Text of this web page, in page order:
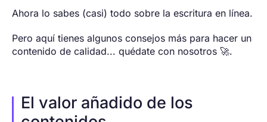
Ahora lo sabes (casi) todo sobre la escritura en línea.
Pero aquí tienes algunos consejos más para hacer un
contenido de calidad... quédate con nosotros 🚀.
El valor añadido de los